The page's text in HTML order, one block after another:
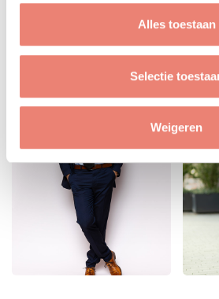
Alles toestaan
Selectie
Weigeren